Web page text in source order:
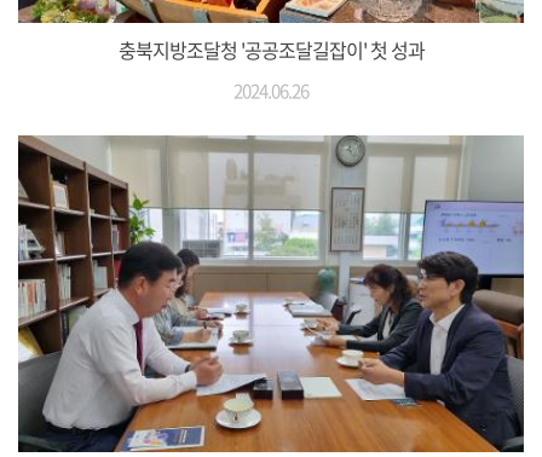
충북지방조달청 '공공조달길잡이' 첫 성과
2024.06.26